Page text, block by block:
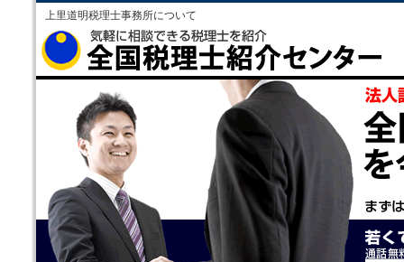
上里道明税理士事務所について